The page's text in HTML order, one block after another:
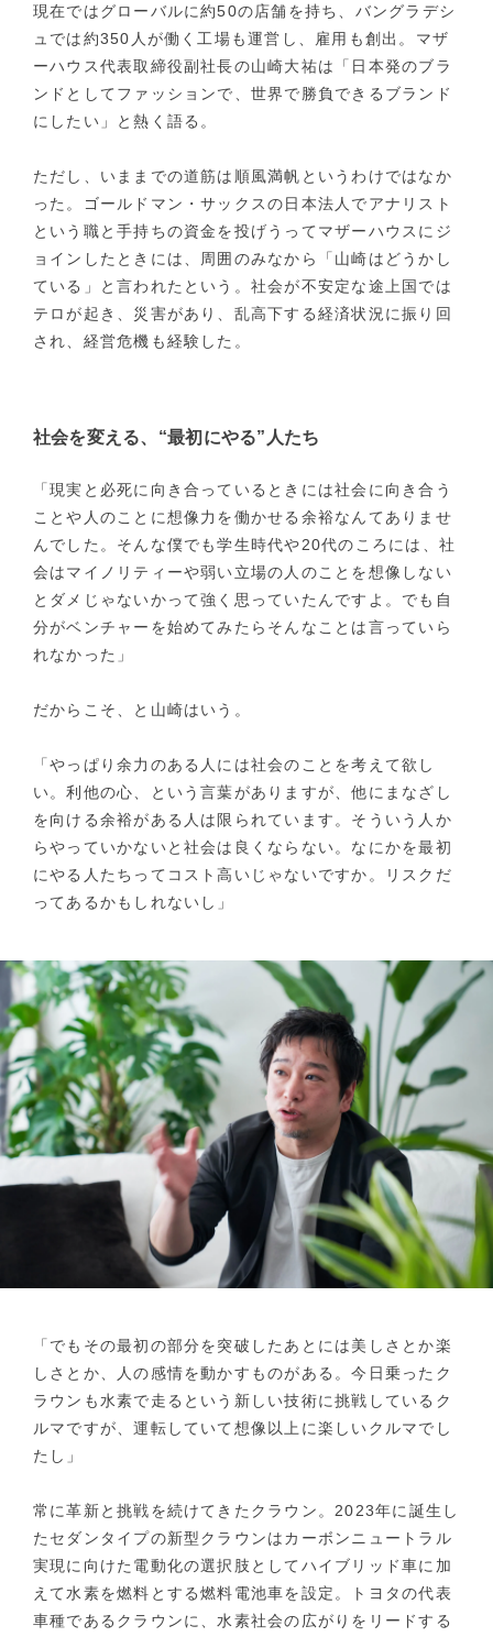
現在ではグローバルに約50の店舗を持ち、バングラデシ
ュでは約350人が働く工場も運営し、雇用も創出。マザ
ーハウス代表取締役副社長の山崎大祐は「日本発のブラ
ンドとしてファッションで、世界で勝負できるブランド
にしたい」と熱く語る。
ただし、いままでの道筋は順風満帆というわけではなか
った。ゴールドマン・サックスの日本法人でアナリスト
という職と手持ちの資金を投げうってマザーハウスにジ
ョインしたときには、周囲のみなから「山崎はどうかし
ている」と言われたという。社会が不安定な途上国では
テロが起き、災害があり、乱高下する経済状況に振り回
され、経営危機も経験した。
社会を変える、“最初にやる”人たち
「現実と必死に向き合っているときには社会に向き合う
ことや人のことに想像力を働かせる余裕なんてありませ
んでした。そんな僕でも学生時代や20代のころには、社
会はマイノリティーや弱い立場の人のことを想像しない
とダメじゃないかって強く思っていたんですよ。でも自
分がベンチャーを始めてみたらそんなことは言っていら
れなかった」
だからこそ、と山崎はいう。
「やっぱり余力のある人には社会のことを考えて欲し
い。利他の心、という言葉がありますが、他にまなざし
を向ける余裕がある人は限られています。そういう人か
らやっていかないと社会は良くならない。なにかを最初
にやる人たちってコスト高いじゃないですか。リスクだ
ってあるかもしれないし」
「でもその最初の部分を突破したあとには美しさとか楽
しさとか、人の感情を動かすものがある。今日乗ったク
ラウンも水素で走るという新しい技術に挑戦しているク
ルマですが、運転していて想像以上に楽しいクルマでし
たし」
常に革新と挑戦を続けてきたクラウン。2023年に誕生し
たセダンタイプの新型クラウンはカーボンニュートラル
実現に向けた電動化の選択肢としてハイブリッド車に加
えて水素を燃料とする燃料電池車を設定。トヨタの代表
車種であるクラウンに、水素社会の広がりをリードする